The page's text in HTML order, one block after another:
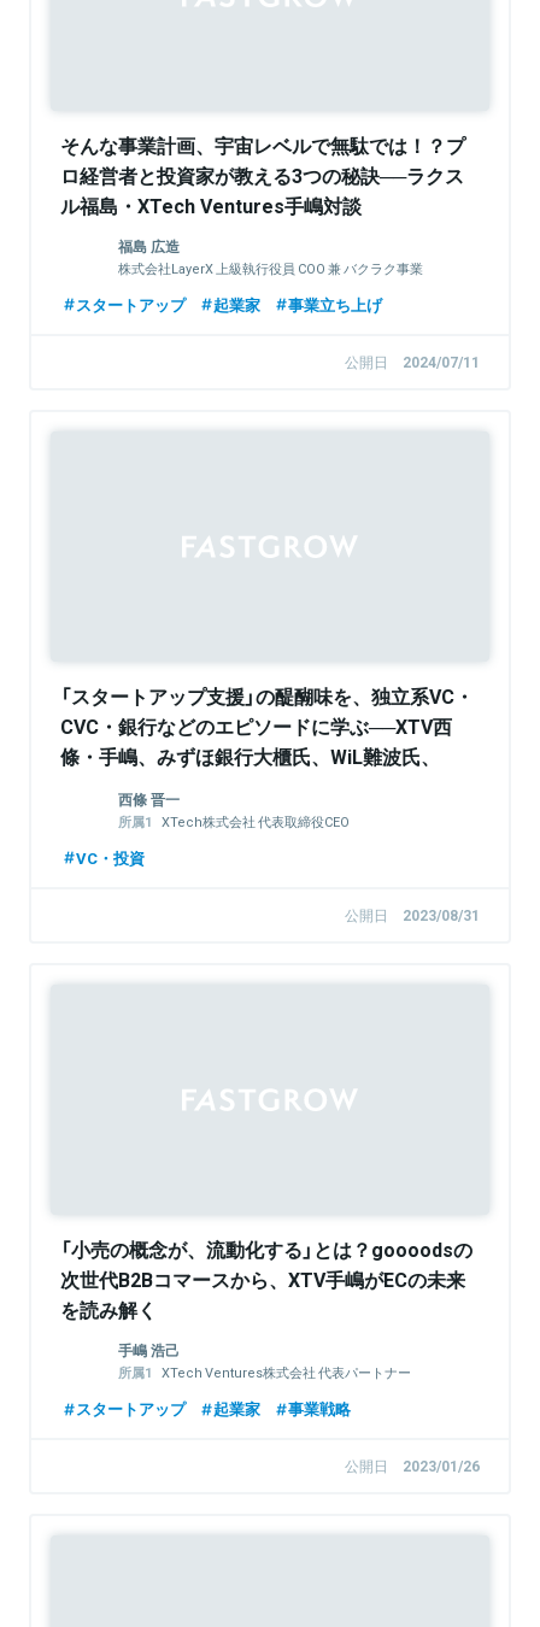
そんな事業計画、宇宙レベルで無駄では！？プ
ロ経営者と投資家が教える3つの秘訣──ラクス
ル福島・XTech Ventures手嶋対談
福島 広造
株式会社LayerX 上級執行役員 COO 兼 バクラク事業
スタートアップ 起業家 事業立ち上げ
公開日 2024/07/11
「スタートアップ支援」の醍醐味を、独立系VC・
CVC・銀行などのエピソードに学ぶ──XTV西
條・手嶋、みずほ銀行大櫃氏、WiL難波氏、
GREE相川氏ら豪華登壇者が集結イベントをレポ
西條 晋一
XTech株式会社 代表取締役CEO
VC・投資
公開日 2023/08/31
「小売の概念が、流動化する」とは？goooodsの
次世代B2Bコマースから、XTV手嶋がECの未来
を読み解く
手嶋 浩己
XTech Ventures株式会社 代表パートナー
スタートアップ 起業家 事業戦略
公開日 2023/01/26